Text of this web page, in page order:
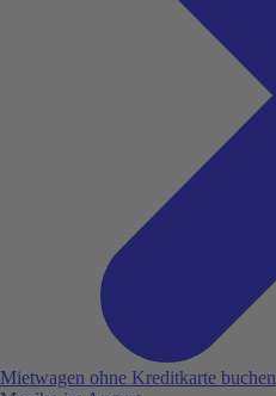
Mietwagen ohne Kreditkarte buchen